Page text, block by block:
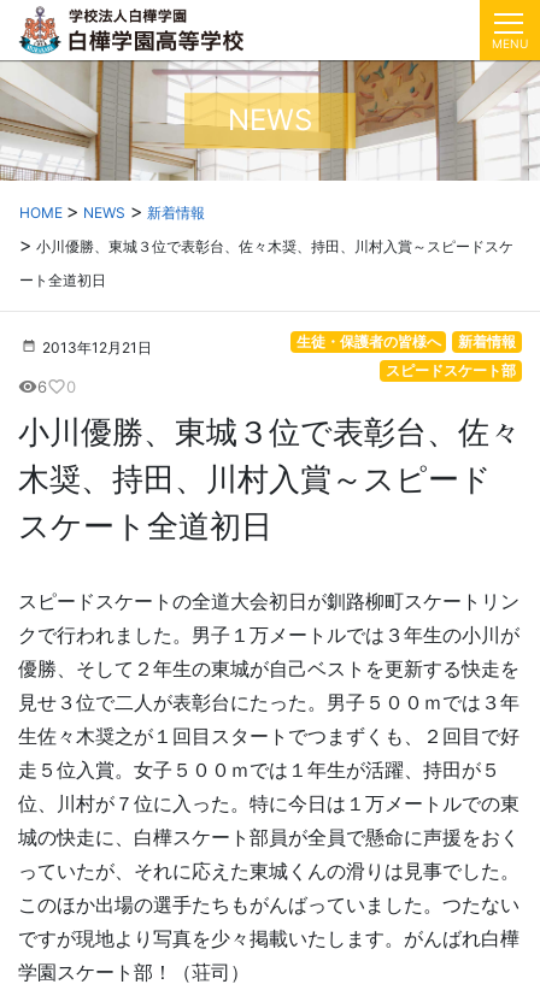
MENU
NEWS
HOME NEWS
新着情報
小川優勝、東城３位で表彰台、佐々木奨、持田、川村入賞～スピードスケ
ート全道初日
2013年12月21日 新着情報
生徒・保護者の皆様へ
スピードスケート部
visibility6favorite_border0
小川優勝、東城３位で表彰台、佐々
木奨、持田、川村入賞～スピード
スケート全道初日
スピードスケートの全道大会初日が釧路柳町スケートリン
クで行われました。男子１万メートルでは３年生の小川が
優勝、そして２年生の東城が自己ベストを更新する快走を
見せ３位で二人が表彰台にたった。男子５００ｍでは３年
生佐々木奨之が１回目スタートでつまずくも、２回目で好
走５位入賞。女子５００ｍでは１年生が活躍、持田が５
位、川村が７位に入った。特に今日は１万メートルでの東
城の快走に、白樺スケート部員が全員で懸命に声援をおく
っていたが、それに応えた東城くんの滑りは見事でした。
このほか出場の選手たちもがんばっていました。つたない
ですが現地より写真を少々掲載いたします。がんばれ白樺
学園スケート部！（荘司）